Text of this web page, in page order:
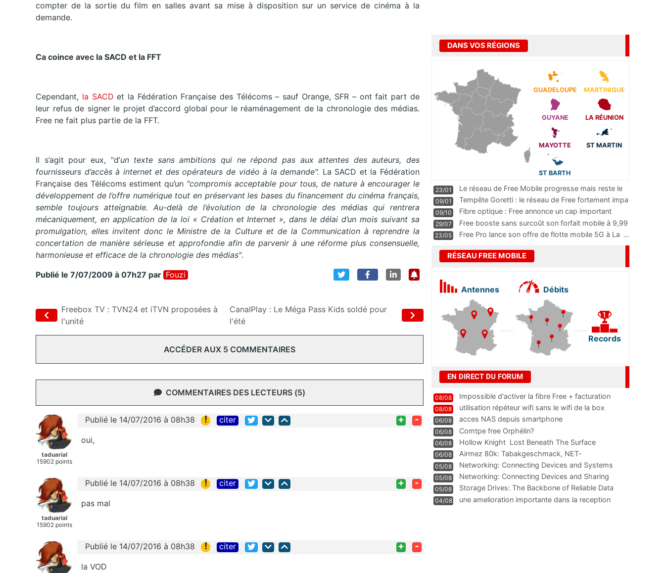
compter de la sortie du film en salles avant sa mise à disposition sur un service de cinéma à la
demande.
Ca coince avec la SACD et la FFT
Cependant, la SACD et la Fédération Française des Télécoms – sauf Orange, SFR – ont fait part de
leur refus de signer le projet d’accord global pour le réaménagement de la chronologie des médias.
Free ne fait plus partie de la FFT.
Il s’agit pour eux, "d’un texte sans ambitions qui ne répond pas aux attentes des auteurs, des
fournisseurs d’accès à internet et des opérateurs de vidéo à la demande". La SACD et la Fédération
Française des Télécoms estiment qu’un "compromis acceptable pour tous, de nature à encourager le
développement de l’offre numérique tout en préservant les bases du financement du cinéma français,
semble toujours atteignable. Au-delà de l’évolution de la chronologie des médias qui rentrera
mécaniquement, en application de la loi « Création et Internet », dans le délai d’un mois suivant sa
promulgation, elles invitent donc le Ministre de la Culture et de la Communication à reprendre la
concertation de manière sérieuse et approfondie afin de parvenir à une réforme plus consensuelle,
harmonieuse et efficace de la chronologie des médias".
Publié le 7/07/2009 à 07h27 par Fouzi
Freebox TV : TVN24 et iTVN proposées à
l'unité
CanalPlay : Le Méga Pass Kids soldé pour
l'été
ACCÉDER AUX 5 COMMENTAIRES
COMMENTAIRES DES LECTEURS (5)
taduarial
15902 points
Publié le 14/07/2016 à 08h38 ! citer + -
oui,
taduarial
15902 points
Publié le 14/07/2016 à 08h38 ! citer + -
pas mal
Publié le 14/07/2016 à 08h38 ! citer + -
la VOD
DANS VOS RÉGIONS
GUADELOUPE MARTINIQUE
GUYANE LA RÉUNION
MAYOTTE ST MARTIN
ST BARTH
23/01
Le réseau de Free Mobile progresse mais reste le
m
...
09/01
Tempête Goretti : le réseau de Free fortement impa
09/10
Fibre optique : Free annonce un cap important
pass
...
29/07
Free booste sans surcoût son forfait mobile à 9,99
23/05 Free Pro lance son offre de flotte mobile 5G à La ...
RÉSEAU FREE MOBILE
Antennes Débits
Records
EN DIRECT DU FORUM
08/08
Impossible d'activer la fibre Free + facturation
résiliation
08/08 utilisation répéteur wifi sans le wifi de la box
06/08 acces NAS depuis smartphone
06/08 Comtpe free Orphélin?
06/08 Hollow Knight  Lost Beneath The Surface
06/08
Airmez 80k: Tabakgeschmack, NET-
Technologie und Leistung im
05/08 Networking: Connecting Devices and Systems
05/08
Networking: Connecting Devices and Sharing
Information
05/08
Storage Drives: The Backbone of Reliable Data
Management
04/08
une amelioration importante dans la reception